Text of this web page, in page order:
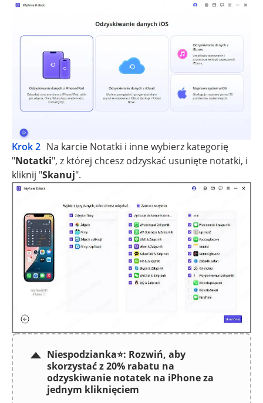
Krok 2 Na karcie Notatki i inne wybierz kategorię
"Notatki", z której chcesz odzyskać usunięte notatki, i
kliknij "Skanuj".
Niespodzianka⭐: Rozwiń, aby
skorzystać z 20% rabatu na
odzyskiwanie notatek na iPhone za
jednym kliknięciem